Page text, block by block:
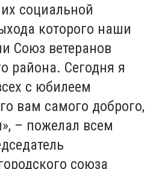
социальной
которого наши
Союз ветеранов
района. Сегодня я
с юбилеем
вам самого доброго,
– пожелал всем
союза